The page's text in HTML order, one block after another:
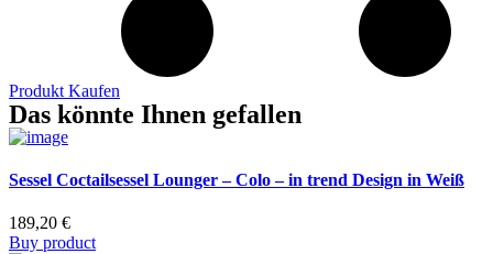
Produkt Kaufen
Das könnte Ihnen gefallen
Sessel Coctailsessel Lounger – Colo – in trend Design in Weiß
189,20 €
Buy product